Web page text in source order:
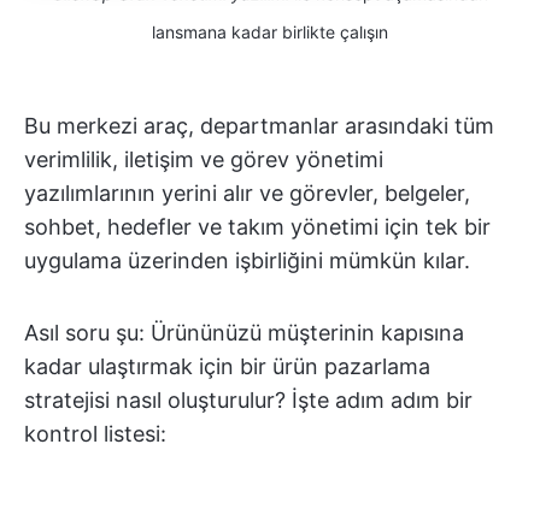
lansmana kadar birlikte çalışın
Bu merkezi araç, departmanlar arasındaki tüm
verimlilik, iletişim ve görev yönetimi
yazılımlarının yerini alır ve görevler, belgeler,
sohbet, hedefler ve takım yönetimi için tek bir
uygulama üzerinden işbirliğini mümkün kılar.
Asıl soru şu: Ürününüzü müşterinin kapısına
kadar ulaştırmak için bir ürün pazarlama
stratejisi nasıl oluşturulur? İşte adım adım bir
kontrol listesi: